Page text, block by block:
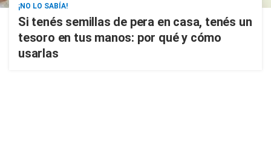
¡NO LO SABÍA!
Si tenés semillas de pera en casa, tenés un
tesoro en tus manos: por qué y cómo
usarlas